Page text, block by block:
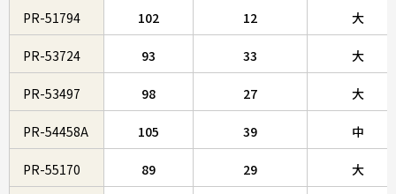
PR-51794 102 12 大
PR-53724 93 33 大
PR-53497 98 27 大
PR-54458A 105 39 中
PR-55170 89 29 大